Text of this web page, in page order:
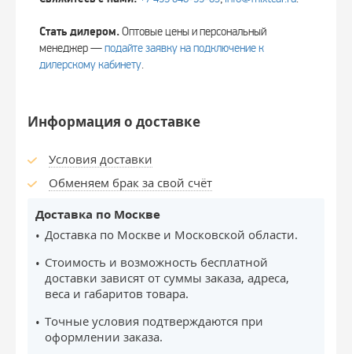
Стать дилером.Оптовые цены и персональный
менеджер —подайте заявку на подключение к
дилерскому кабинету.
Информация о доставке
Условия доставки
Обменяем брак за свой счёт
Доставка по Москве
Доставка по Москве и Московской области.
Стоимость и возможность бесплатной
доставки зависят от суммы заказа, адреса,
веса и габаритов товара.
Точные условия подтверждаются при
оформлении заказа.